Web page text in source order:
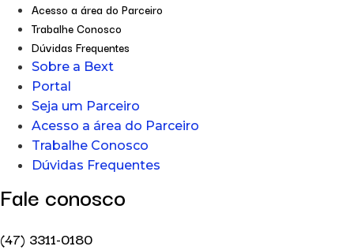
Acesso a área do Parceiro
Trabalhe Conosco
Dúvidas Frequentes
Sobre a Bext
Portal
Seja um Parceiro
Acesso a área do Parceiro
Trabalhe Conosco
Dúvidas Frequentes
Fale conosco
(47) 3311-0180